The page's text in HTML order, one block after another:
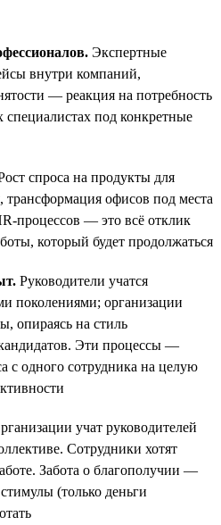
Экспертные
внутри компаний,
— реакция на потребность
специалистах под конкретные
спроса на продукты для
трансформация офисов под места
процессов — это всё отклик
который будет продолжаться
Руководители учатся
поколениями; организации
опираясь на стиль
Эти процессы —
с одного сотрудника на целую
учат руководителей
Сотрудники хотят
Забота о благополучии —
(только деньги